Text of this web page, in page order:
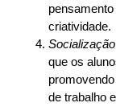
criatividade.
Socialização
que os
de trabalho